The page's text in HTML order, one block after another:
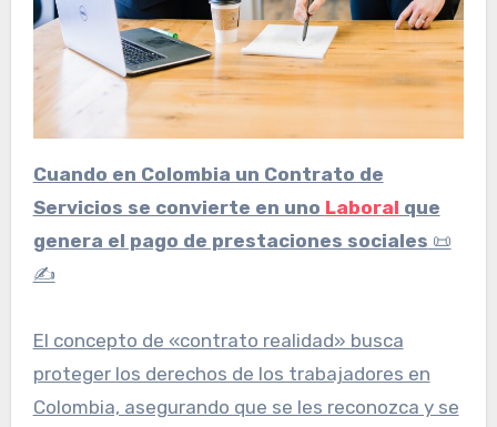
Cuando en Colombia un Contrato de
Servicios se convierte en uno Laboral que
genera el pago de prestaciones sociales 📜
✍️
El concepto de «contrato realidad» busca
proteger los derechos de los trabajadores en
Colombia, asegurando que se les reconozca y se